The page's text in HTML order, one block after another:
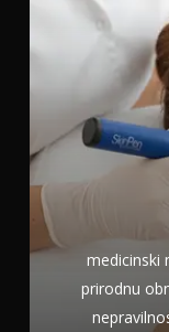
medicinski
prirodnu